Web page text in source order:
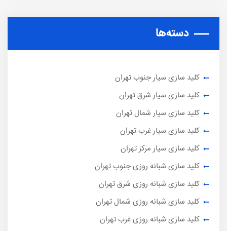
دسته‌ها
کلید سازی سیار جنوب تهران
کلید سازی سیار شرق تهران
کلید سازی سیار شمال تهران
کلید سازی سیار غرب تهران
کلید سازی سیار مرکز تهران
کلید سازی شبانه روزی جنوب تهران
کلید سازی شبانه روزی شرق تهران
کلید سازی شبانه روزی شمال تهران
کلید سازی شبانه روزی غرب تهران